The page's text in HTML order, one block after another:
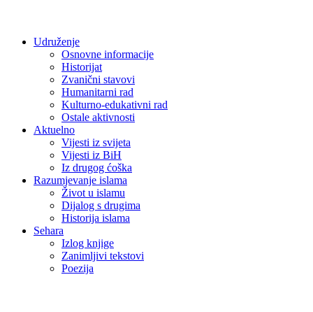
Udruženje
Osnovne informacije
Historijat
Zvanični stavovi
Humanitarni rad
Kulturno-edukativni rad
Ostale aktivnosti
Aktuelno
Vijesti iz svijeta
Vijesti iz BiH
Iz drugog ćoška
Razumjevanje islama
Život u islamu
Dijalog s drugima
Historija islama
Sehara
Izlog knjige
Zanimljivi tekstovi
Poezija